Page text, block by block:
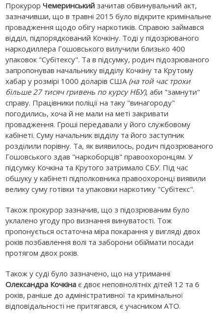
ПрокурорЧемеринськийзачитав обвинувальний акт,
зазначивши, що в травні 2015 було відкрите кримінальне
провадження щодо обігу наркотиків. Справою займався
відділ, підпорядкований Кочкіну. Тоді у підозрюваного
наркодиллера Гошовського вилучили близько 400
упаковок "Субітексу". Та в підсумку, родич підозрюваного
запропонував начальнику відділу Кочкіну та Крутому
хабар у розмірі 1000 доларів США (на той час трохи
більше 27 тисяч гривень по курсу НБУ), аби "замнути"
справу. Працівники поліції на таку "винагороду"
погодились, хоча й не мали на меті закривати
провадження. Гроші передавали у його службовому
кабінеті. Суму начальник відділу та його заступник
розділили порівну. Та, як виявилось, родич підозрюваного
Гошовського здав "наркоборців" правоохоронцям. У
підсумку Кочкіна та Крутого затримало СБУ. Під час
обшуку у кабінеті підполковника правоохоронці виявили
велику суму готівки та упаковки наркотику "Субітекс".
Також прокурор зазначив, що з підозрюваним було
уклалено угоду про визнання винуватості. Тож
пропонується остаточна міра покарання у вигляді двох
років позбавлення волі та заборони обіймати посади
протягом двох років.
Також у суді було зазначено, що на утриманні
Олександра Кочкіна є двоє неповнолітніх дітей 12 та 6
років, раніше до адміністративної та кримінальної
відповідальності не притягався, є учасником АТО.